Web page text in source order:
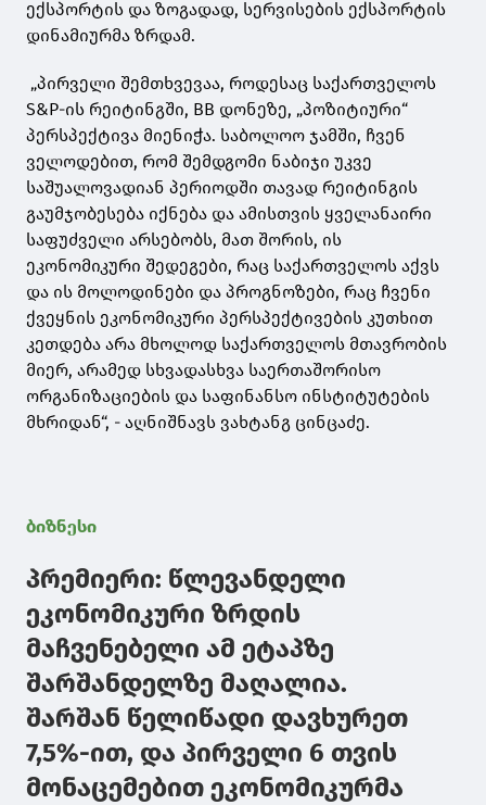
ექსპორტის და ზოგადად, სერვისების ექსპორტის
დინამიურმა ზრდამ.
„პირველი შემთხვევაა, როდესაც საქართველოს
S&P-ის რეიტინგში, BB დონეზე, „პოზიტიური“
პერსპექტივა მიენიჭა. საბოლოო ჯამში, ჩვენ
ველოდებით, რომ შემდგომი ნაბიჯი უკვე
საშუალოვადიან პერიოდში თავად რეიტინგის
გაუმჯობესება იქნება და ამისთვის ყველანაირი
საფუძველი არსებობს, მათ შორის, ის
ეკონომიკური შედეგები, რაც საქართველოს აქვს
და ის მოლოდინები და პროგნოზები, რაც ჩვენი
ქვეყნის ეკონომიკური პერსპექტივების კუთხით
კეთდება არა მხოლოდ საქართველოს მთავრობის
მიერ, არამედ სხვადასხვა საერთაშორისო
ორგანიზაციების და საფინანსო ინსტიტუტების
მხრიდან“, - აღნიშნავს ვახტანგ ცინცაძე.
ბიზნესი
პრემიერი: წლევანდელი
ეკონომიკური ზრდის
მაჩვენებელი ამ ეტაპზე
შარშანდელზე მაღალია.
შარშან წელიწადი დავხურეთ
7,5%-ით, და პირველი 6 თვის
მონაცემებით ეკონომიკურმა